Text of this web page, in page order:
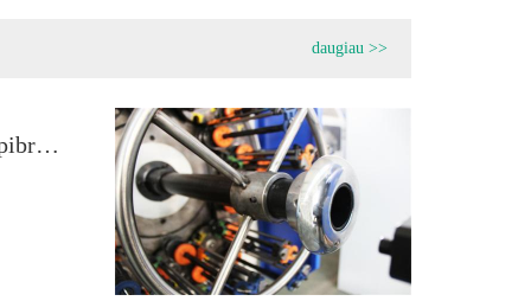
daugiau >>
Pažangi žarnų pynimo mašina iš naujo apibrėžia lanksčių žarnų gamybą